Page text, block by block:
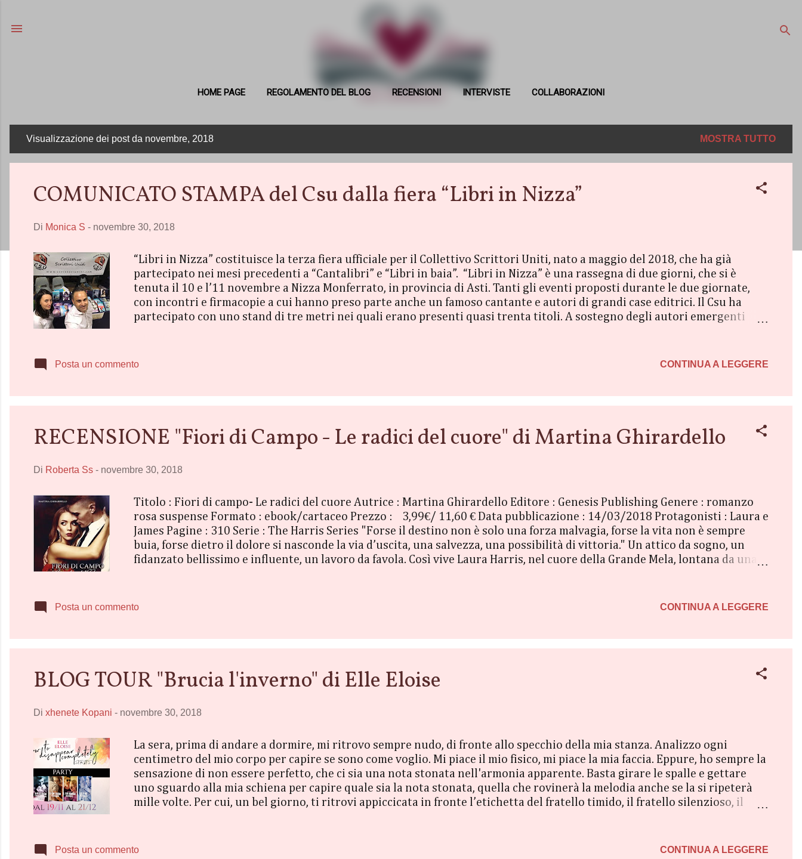
HOME PAGE REGOLAMENTO DEL BLOG RECENSIONI INTERVISTE COLLABORAZIONI
o
Visualizzazione dei post da novembre, 2018 MOSTRA TUTTO
COMUNICATO STAMPA del Csu dalla fiera “Libri in Nizza”
Di Monica S - novembre 30, 2018
“Libri in Nizza” costituisce la terza fiera ufficiale per il Collettivo Scrittori Uniti, nato a maggio del 2018, che ha già
partecipato nei mesi precedenti a “Cantalibri” e “Libri in baia”. “Libri in Nizza” è una rassegna di due giorni, che si è
tenuta il 10 e l’11 novembre a Nizza Monferrato, in provincia di Asti. Tanti gli eventi proposti durante le due giornate,
con incontri e firmacopie a cui hanno preso parte anche un famoso cantante e autori di grandi case editrici. Il Csu ha
partecipato con uno stand di tre metri nei quali erano presenti quasi trenta titoli. A sostegno degli autori emergenti
propria storia e di presentarne altre assecondando il gusto del cliente, ma anche di interagire con altr...
Posta un commento CONTINUA A LEGGERE
RECENSIONE "Fiori di Campo - Le radici del cuore" di Martina Ghirardello
Di Roberta Ss - novembre 30, 2018
Titolo : Fiori di campo- Le radici del cuore Autrice : Martina Ghirardello Editore : Genesis Publishing Genere : romanzo
rosa suspense Formato : ebook/cartaceo Prezzo : 3,99€/ 11,60 € Data pubblicazione : 14/03/2018 Protagonisti : Laura e
James Pagine : 310 Serie : The Harris Series "Forse il destino non è solo una forza malvagia, forse la vita non è sempre
buia, forse dietro il dolore si nasconde la via d’uscita, una salvezza, una possibilità di vittoria." Un attico da sogno, un
fidanzato bellissimo e influente, un lavoro da favola. Così vive Laura Harris, nel cuore della Grande Mela, lontana da una
da una nuova prospettiva, quando si rende conto che più che di luce la sua esistenza è fatta di ombre, di punti
Posta un commento CONTINUA A LEGGERE
BLOG TOUR "Brucia l'inverno" di Elle Eloise
Di xhenete Kopani - novembre 30, 2018
La sera, prima di andare a dormire, mi ritrovo sempre nudo, di fronte allo specchio della mia stanza. Analizzo ogni
centimetro del mio corpo per capire se sono come voglio. Mi piace il mio fisico, mi piace la mia faccia. Eppure, ho sempre la
sensazione di non essere perfetto, che ci sia una nota stonata nell'armonia apparente. Basta girare le spalle e gettare
uno sguardo alla mia schiena per capire quale sia la nota stonata, quella che rovinerà la melodia anche se la si ripeterà
mille volte. Per cui, un bel giorno, ti ritrovi appiccicata in fronte l’etichetta del fratello timido, il fratello silenzioso, il
stronzo, allora la quadratura torna, il gioco di ruolo diventa la tua vita e tu non riesci più...
Posta un commento CONTINUA A LEGGERE